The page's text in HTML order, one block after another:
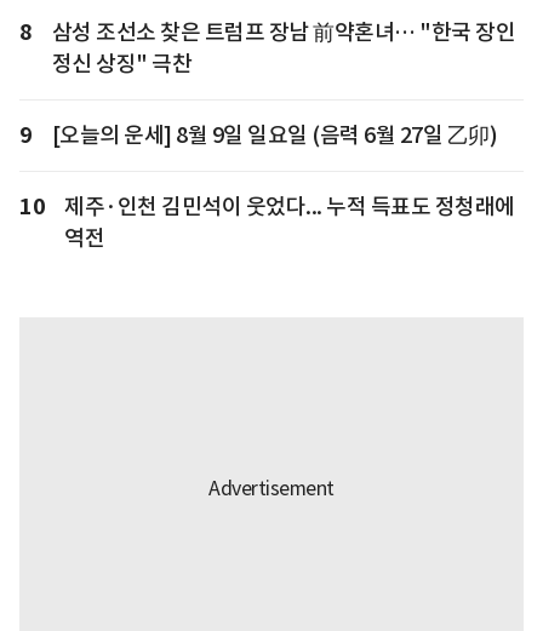
8
삼성 조선소 찾은 트럼프 장남 前약혼녀… "한국 장인
정신 상징" 극찬
9 [오늘의 운세] 8월 9일 일요일 (음력 6월 27일 乙卯)
10
제주·인천 김민석이 웃었다... 누적 득표도 정청래에
역전